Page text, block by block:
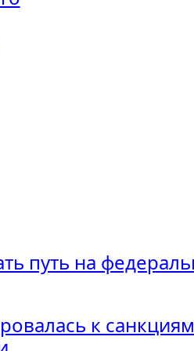
путь на
к санкциям